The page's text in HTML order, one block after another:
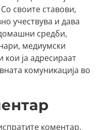
своите ставови,
учествува и дава
средби,
медиумски
ја адресираат
комуникација во
коментар.